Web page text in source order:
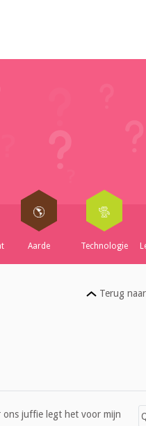
Aarde Technologie
Terug
ons juffie legt het voor mijn